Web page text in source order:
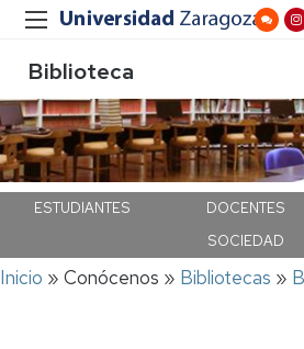
Biblioteca
ESTUDIANTES DOCENTES
SOCIEDAD
Ruta
Inicio Conócenos Bibliotecas